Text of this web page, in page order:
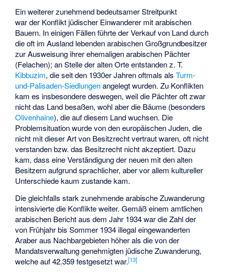
Ein weiterer zunehmend bedeutsamer Streitpunkt
war der Konflikt jüdischer Einwanderer mit arabischen
Bauern. In einigen Fällen führte der Verkauf von Land durch
die oft im Ausland lebenden arabischen Großgrundbesitzer
zur Ausweisung ihrer ehemaligen arabischen Pächter
(Felachen); an Stelle der alten Orte entstanden z. T.
Kibbuzim, die seit den 1930er Jahren oftmals alsTurm-
und-Palisaden-Siedlungenangelegt wurden. Zu Konflikten
kam es insbesondere deswegen, weil die Pächter oft zwar
nicht das Land besaßen, wohl aber die Bäume (besonders
Olivenhaine), die auf diesem Land wuchsen. Die
Problemsituation wurde von den europäischen Juden, die
nicht mit dieser Art von Besitzrecht vertraut waren, oft nicht
verstanden bzw. das Besitzrecht nicht akzeptiert. Dazu
kam, dass eine Verständigung der neuen mit den alten
Besitzern aufgrund sprachlicher, aber vor allem kultureller
Unterschiede kaum zustande kam.
Die gleichfalls stark zunehmende arabische Zuwanderung
intensivierte die Konflikte weiter. Gemäß einem amtlichen
arabischen Bericht aus dem Jahr 1934 war die Zahl der
von Frühjahr bis Sommer 1934 illegal eingewanderten
Araber aus Nachbargebieten höher als die von der
Mandatsverwaltung genehmigten jüdische Zuwanderung,
welche auf 42.359 festgesetzt war.[13]